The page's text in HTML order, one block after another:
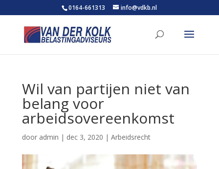
0164-661313 info@vdkb.nl
Wil van partijen niet van
belang voor
arbeidsovereenkomst
door admin | dec 3, 2020 | Arbeidsrecht